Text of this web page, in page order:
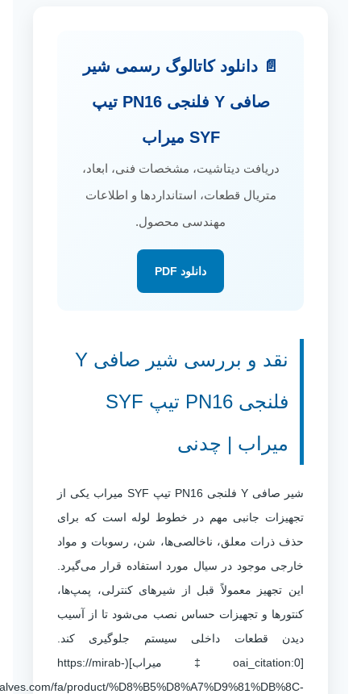
📄 دانلود کاتالوگ رسمی شیر
صافی Y فلنجی PN16 تیپ
SYF میراب
دریافت دیتاشیت، مشخصات فنی، ابعاد،
متریال قطعات، استانداردها و اطلاعات
مهندسی محصول.
دانلود PDF
نقد و بررسی شیر صافی Y
فلنجی PN16 تیپ SYF
میراب | چدنی
شیر صافی Y فلنجی PN16 تیپ SYF میراب یکی از
تجهیزات جانبی مهم در خطوط لوله است که برای
حذف ذرات معلق، ناخالصی‌ها، شن، رسوبات و مواد
خارجی موجود در سیال مورد استفاده قرار می‌گیرد.
این تجهیز معمولاً قبل از شیرهای کنترلی، پمپ‌ها،
کنتورها و تجهیزات حساس نصب می‌شود تا از آسیب
دیدن قطعات داخلی سیستم جلوگیری کند.
[oai_citation:0‡میراب](https://mirab-
fa/product/%D8%B5%D8%A7%D9%81%DB%8C-